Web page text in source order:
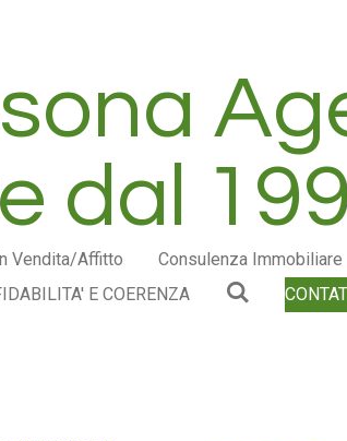
dal
Vendita/Affitto Consulenza Immobiliare
E COERENZA